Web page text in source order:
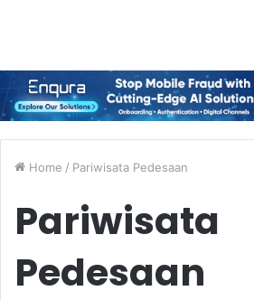
Home / Pariwisata Pedesaan
Pariwisata
Pedesaan